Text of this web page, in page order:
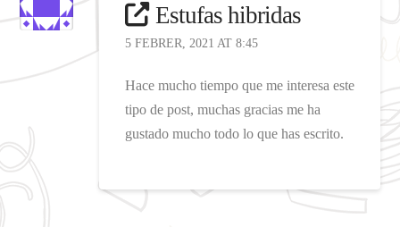
Estufas hibridas
5 FEBRER, 2021 AT 8:45
Hace mucho tiempo que me interesa este
tipo de post, muchas gracias me ha
gustado mucho todo lo que has escrito.